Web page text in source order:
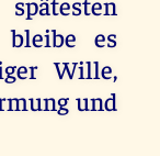
es
Wille,
und